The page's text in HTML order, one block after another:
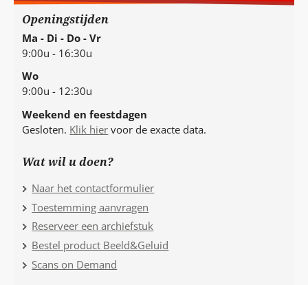
Openingstijden
Ma - Di - Do - Vr
9:00u - 16:30u
Wo
9:00u - 12:30u
Weekend en feestdagen
Gesloten. Klik hier voor de exacte data.
Wat wil u doen?
Naar het contactformulier
Toestemming aanvragen
Reserveer een archiefstuk
Bestel product Beeld&Geluid
Scans on Demand